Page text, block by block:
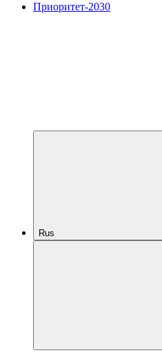
Приоритет-2030
Rus